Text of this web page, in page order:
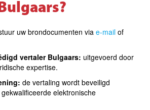
uw brondocumenten via e-mail of
vertaler Bulgaars: uitgevoerd door
expertise.
de vertaling wordt beveiligd
elektronische